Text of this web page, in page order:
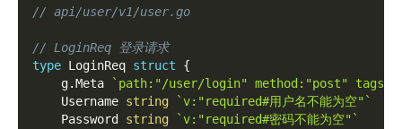
// api/user/v1/user.go
// LoginReq 登录请求
type LoginReq struct
{
    g
.Meta
`path:"/user/login" method:"post"
    Username
string
`v:"required#用户名不能为空"`
    Password
string
`v:"required#密码不能为空"`